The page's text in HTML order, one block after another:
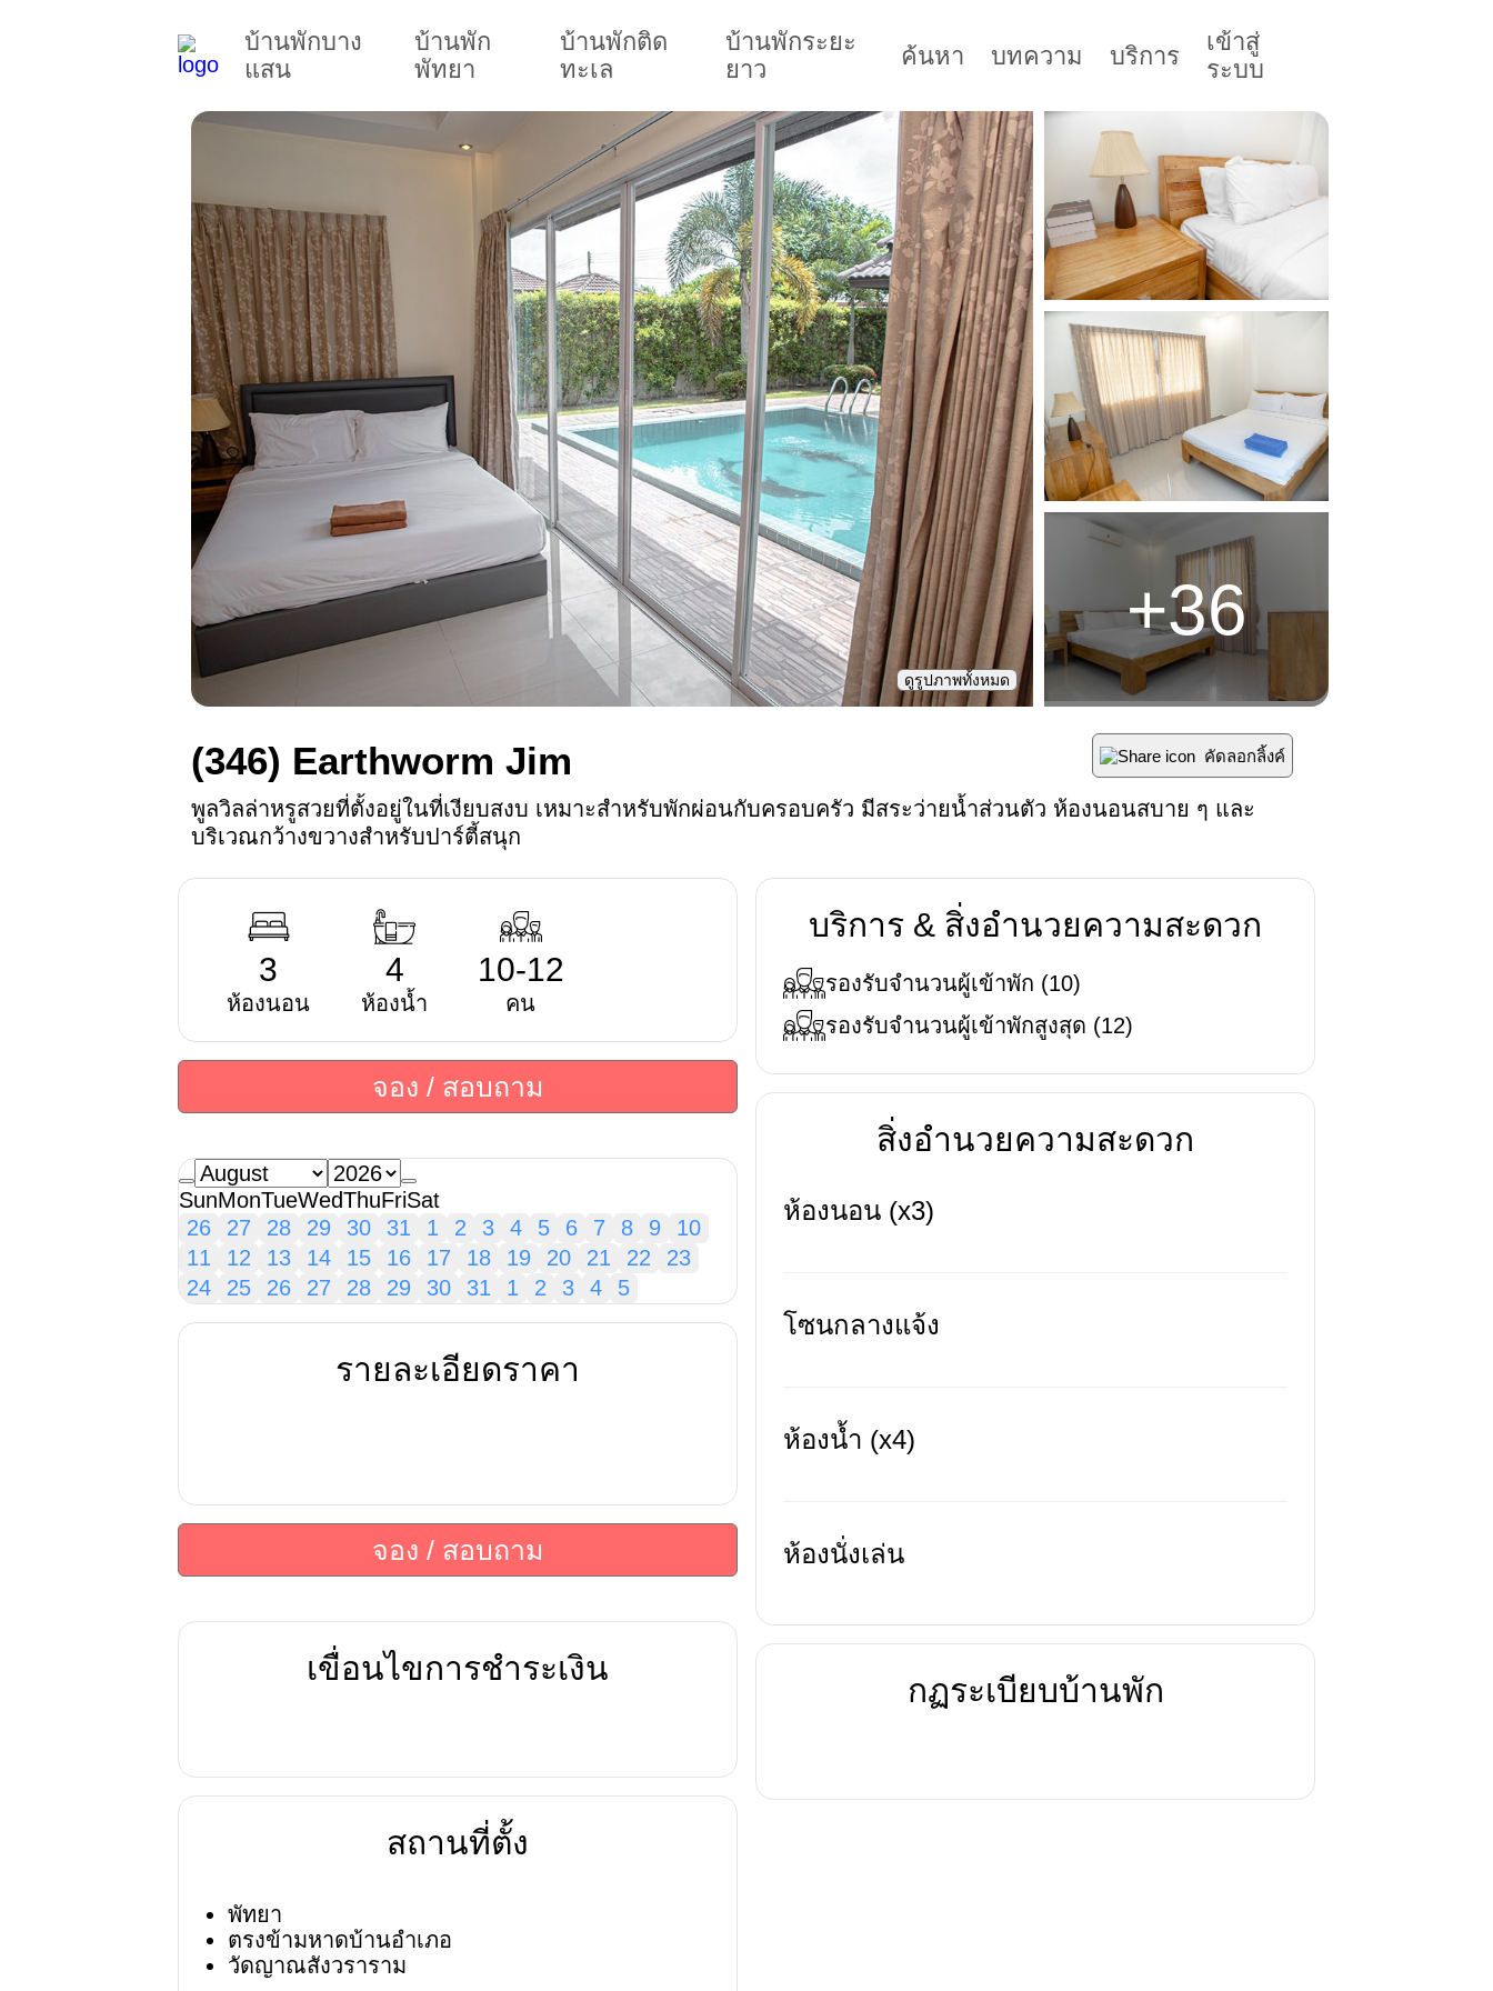
บ้านพักบาง
แสน
บ้านพัก
พัทยา
บ้านพักติด
ทะเล
บ้านพักระยะ
ยาว
ค้นหา บทความ บริการ
เข้าสู่
ระบบ
ดูรูปภาพทั้งหมด
+36
(346) Earthworm Jim คัดลอกลิ้งค์
พูลวิลล่าหรูสวยที่ตั้งอยู่ในที่เงียบสงบ เหมาะสำหรับพักผ่อนกับครอบครัว มีสระว่ายน้ำส่วนตัว ห้องนอนสบาย ๆ และ
บริเวณกว้างขวางสำหรับปาร์ตี้สนุก
3
ห้องนอน
4
ห้องน้ำ
10-12
คน
จอง / สอบถาม
SunMonTueWedThuFriSat
26
27 28 29 30 31 1 2 3 4 5 6 7 8 9
10
11
12 13 14 15 16 17 18 19 20 21 22
23
24
25 26 27 28 29 30 31 1 2 3 4 5
รายละเอียดราคา
จอง / สอบถาม
เขื่อนไขการชำระเงิน
สถานที่ตั้ง
พัทยา
ตรงข้ามหาดบ้านอำเภอ
วัดญาณสังวราราม
บริการ & สิ่งอำนวยความสะดวก
รองรับจำนวนผู้เข้าพัก (10)
รองรับจำนวนผู้เข้าพักสูงสุด (12)
สิ่งอำนวยความสะดวก
ห้องนอน (x3)
โซนกลางแจ้ง
ห้องน้ำ (x4)
ห้องนั่งเล่น
กฏระเบียบบ้านพัก